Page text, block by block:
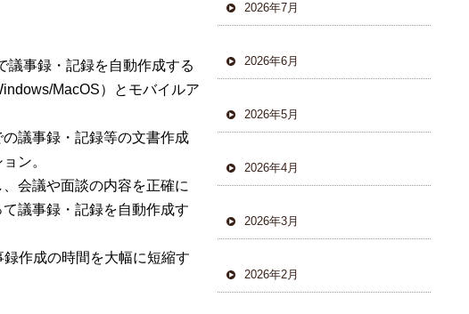
議事録・記録を自動作成する
MacOS）とモバイルア
議事録・記録等の文書作成
ン。
会議や面談の内容を正確に
議事録・記録を自動作成す
作成の時間を大幅に短縮す
2026年7月
2026年6月
2026年5月
2026年4月
2026年3月
2026年2月